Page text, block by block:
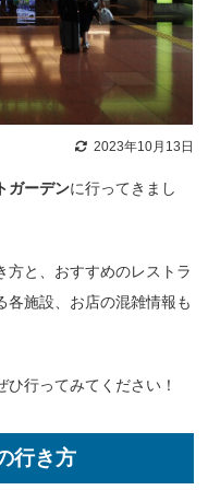
2023年10月13日
ガーデンに行ってきまし
方と、おすすめのレストラ
各施設、お店の混雑情報も
行ってみてください！
行き方